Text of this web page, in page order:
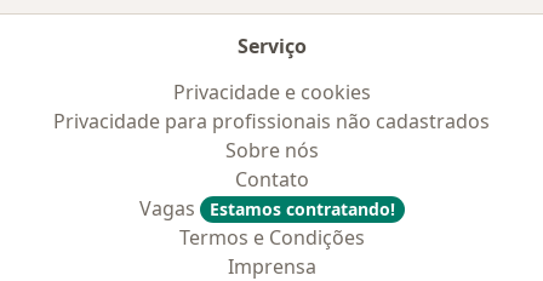
Serviço
Privacidade e cookies
Privacidade para profissionais não cadastrados
Sobre nós
Contato
Vagas
Estamos contratando!
Termos e Condições
Imprensa